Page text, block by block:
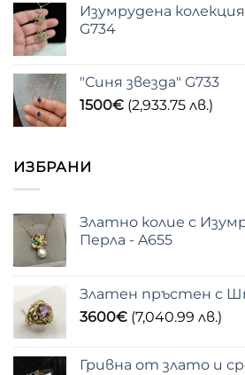
Изумрудена
G734
"Синя звезда" G733
1500€ (2,933.75 лв.)
ИЗБРАНИ
Златно колие с
Перла - A655
Златен пръстен с
3600€ (7,040.99 лв.)
Гривна от злато и